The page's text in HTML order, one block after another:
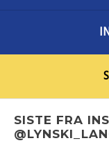
SISTE FRA
Søndags langturer